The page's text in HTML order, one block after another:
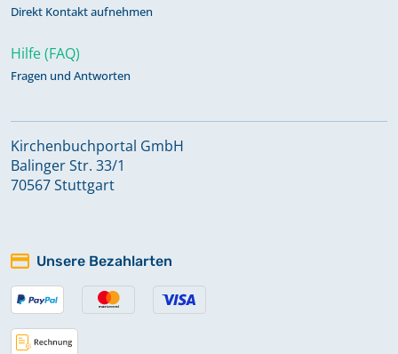
Direkt Kontakt aufnehmen
Hilfe (FAQ)
Fragen und Antworten
Kirchenbuchportal GmbH
Balinger Str. 33/1
70567 Stuttgart
Unsere Bezahlarten